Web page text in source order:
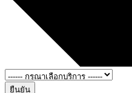
ยืนยัน